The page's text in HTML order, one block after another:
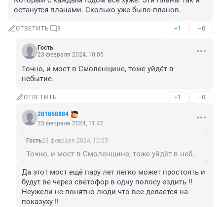
останутся планами. Сколько уже было планов.
ОТВЕТИТЬ 3 +1 –0
Гость
23 февраля 2024, 10:05
Точно, и мост в Смоленщине, тоже уйдёт в
небытие.
ОТВЕТИТЬ +1 –0
281868884
23 февраля 2024, 11:42
Гость23 февраля 2024, 10:05
Точно, и мост в Смоленщине, тоже уйдёт в небытие.
Да этот мост ещё пару лет легко может простоять и
будут ве через светофор в одну полосу ездить !!
Неужели не понятно люди что все делается на
показуху !!